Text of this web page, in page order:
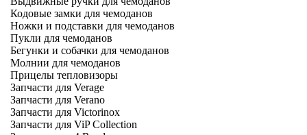
Кодовые замки для чемоданов
Ножки и подставки для чемоданов
Пукли для чемоданов
Бегунки и собачки для чемоданов
Молнии для чемоданов
Прицелы тепловизоры
Запчасти для Verage
Запчасти для Verano
Запчасти для Victorinox
Запчасти для ViP Collection